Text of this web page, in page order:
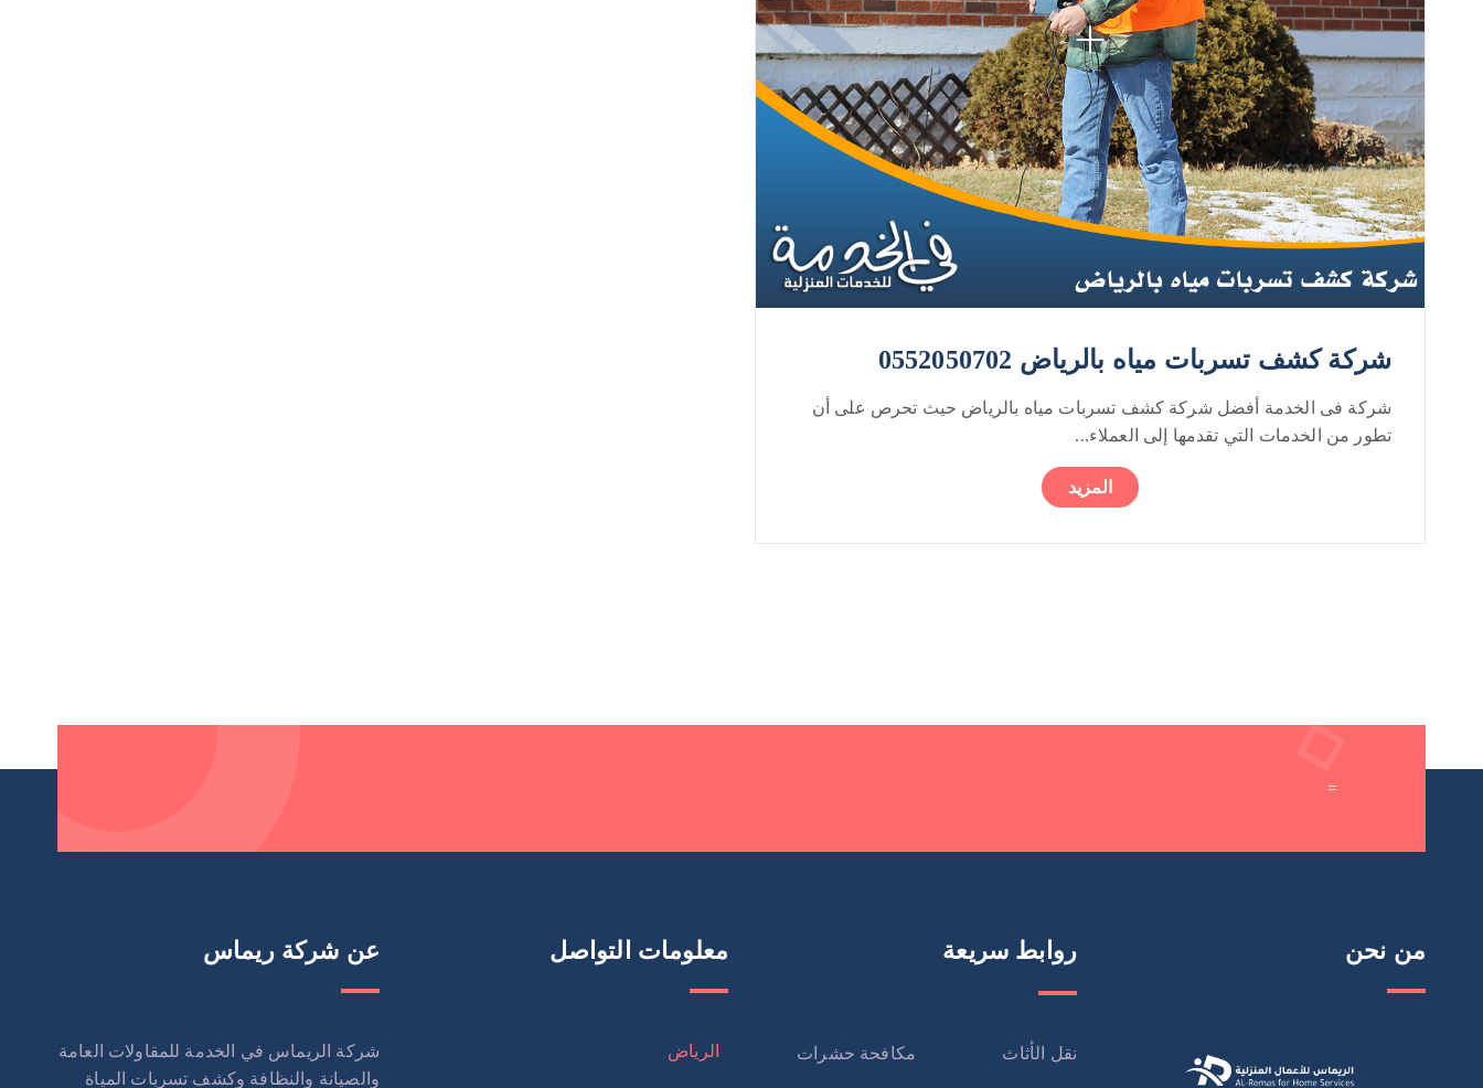
شركة كشف تسربات مياه بالرياض 0552050702
شركة فى الخدمة أفضل شركة كشف تسربات مياه بالرياض حيث تحرص على أن
تطور من الخدمات التي تقدمها إلى العملاء...
المزيد
=
من نحن روابط سريعة
نقل الأثاث مكافحة حشرات
معلومات التواصل
الرياض
عن شركة ريماس
شركة الريماس في الخدمة للمقاولات العامة
والصيانة والنظافة وكشف تسربات المياة